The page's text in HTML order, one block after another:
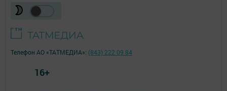
Телефон АО «ТАТМЕДИА»: (843) 222 09 84
16+